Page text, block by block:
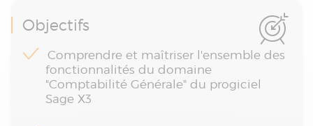
Objectifs
Comprendre et maîtriser l'ensemble des
fonctionnalités du domaine
"Comptabilité Générale" du progiciel
Sage X3